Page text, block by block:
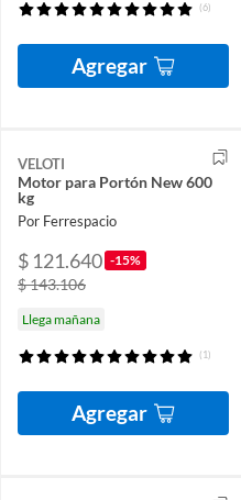
(6)
Agregar
VELOTI
Motor para Portón New 600
kg
Por Ferrespacio
$ 121.640 -15%
$ 143.106
Llega mañana
(1)
Agregar